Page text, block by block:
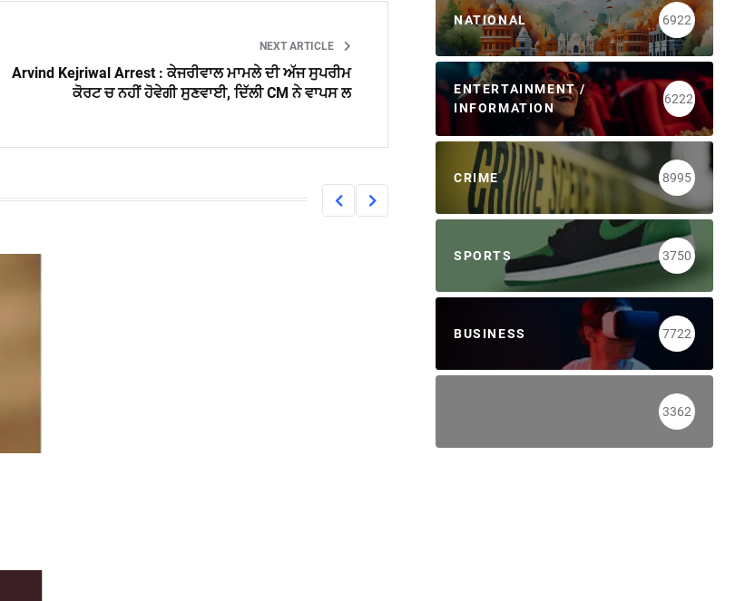
NEXT ARTICLE
Arvind Kejriwal Arrest : ਕੇਜਰੀਵਾਲ ਮਾਮਲੇ ਦੀ ਅੱਜ ਸੁਪਰੀਮ
ਕੋਰਟ ਚ ਨਹੀਂ ਹੋਵੇਗੀ ਸੁਣਵਾਈ, ਦਿੱਲੀ CM ਨੇ ਵਾਪਸ ਲ
NATIONAL 6922
ENTERTAINMENT /
INFORMATION
6222
CRIME 8995
SPORTS 3750
BUSINESS 7722
3362